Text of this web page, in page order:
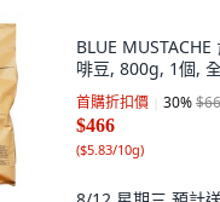
BLUE
啡豆, 800g, 1個,
首購折扣價 30%
$466
($5.83/10g)